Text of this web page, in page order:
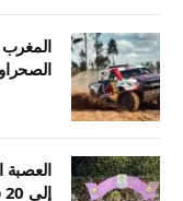
المغرب
الصحراوية
العصبة
إلى 20 فريقا